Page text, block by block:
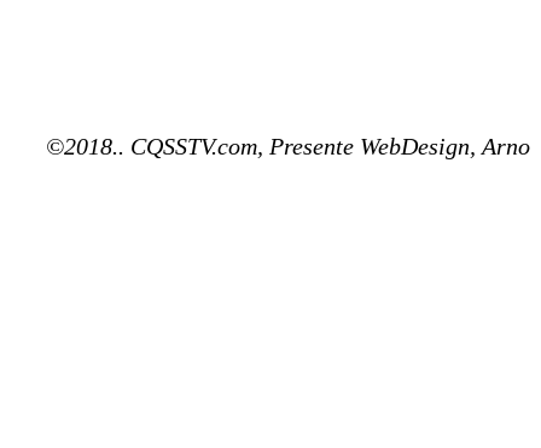
©2018.. CQSSTV.com, Presente WebDesign, Arno